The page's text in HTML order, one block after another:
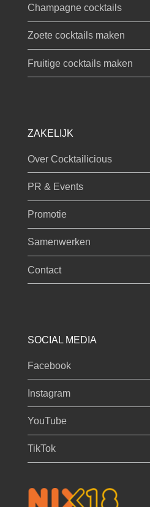
Champagne cocktails
Zoete cocktails maken
Fruitige cocktails maken
ZAKELIJK
Over Cocktailicious
PR & Events
Promotie
Samenwerken
Contact
SOCIAL MEDIA
Facebook
Instagram
YouTube
TikTok